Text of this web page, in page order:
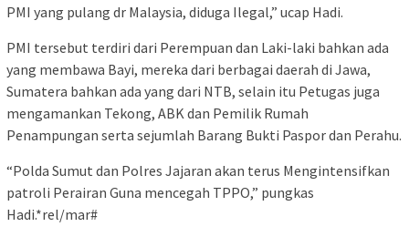
PMI yang pulang dr Malaysia, diduga Ilegal,” ucap Hadi.
PMI tersebut terdiri dari Perempuan dan Laki-laki bahkan ada
yang membawa Bayi, mereka dari berbagai daerah di Jawa,
Sumatera bahkan ada yang dari NTB, selain itu Petugas juga
mengamankan Tekong, ABK dan Pemilik Rumah
Penampungan serta sejumlah Barang Bukti Paspor dan Perahu.
“Polda Sumut dan Polres Jajaran akan terus Mengintensifkan
patroli Perairan Guna mencegah TPPO,” pungkas
Hadi.*rel/mar#